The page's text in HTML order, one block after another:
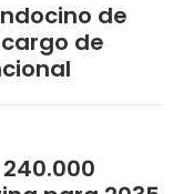
de
cargo de